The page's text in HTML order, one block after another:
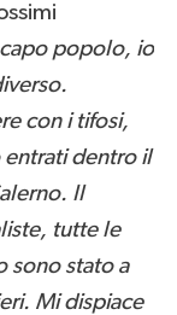
popolo, io
con i tifosi,
entrati dentro il
Il
tutte le
sono stato a
Mi dispiace